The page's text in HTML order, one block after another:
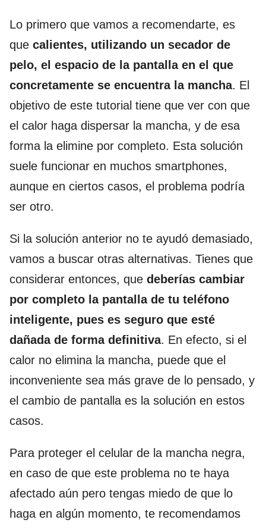
Lo primero que vamos a recomendarte, es
que calientes, utilizando un secador de
pelo, el espacio de la pantalla en el que
concretamente se encuentra la mancha. El
objetivo de este tutorial tiene que ver con que
el calor haga dispersar la mancha, y de esa
forma la elimine por completo. Esta solución
suele funcionar en muchos smartphones,
aunque en ciertos casos, el problema podría
ser otro.
Si la solución anterior no te ayudó demasiado,
vamos a buscar otras alternativas. Tienes que
considerar entonces, que deberías cambiar
por completo la pantalla de tu teléfono
inteligente, pues es seguro que esté
dañada de forma definitiva. En efecto, si el
calor no elimina la mancha, puede que el
inconveniente sea más grave de lo pensado, y
el cambio de pantalla es la solución en estos
casos.
Para proteger el celular de la mancha negra,
en caso de que este problema no te haya
afectado aún pero tengas miedo de que lo
haga en algún momento, te recomendamos